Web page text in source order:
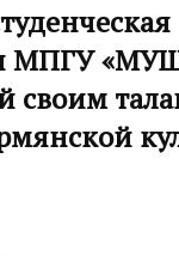
МПГУ
своим